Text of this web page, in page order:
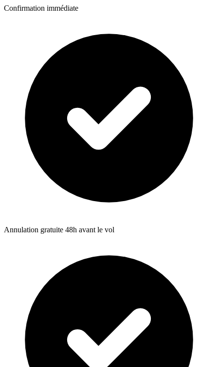
Confirmation immédiate
Annulation gratuite 48h avant le vol